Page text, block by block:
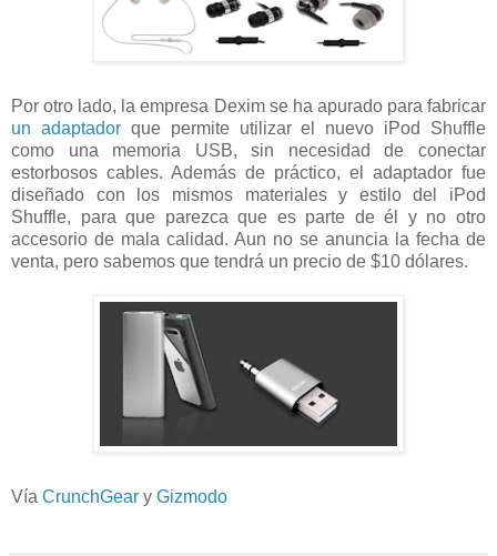
Por otro lado, la empresa Dexim se ha apurado para fabricar
un adaptadorque permite utilizar el nuevo iPod Shuffle
como una memoria USB, sin necesidad de conectar
estorbosos cables. Además de práctico, el adaptador fue
diseñado con los mismos materiales y estilo del iPod
Shuffle, para que parezca que es parte de él y no otro
accesorio de mala calidad. Aun no se anuncia la fecha de
venta, pero sabemos que tendrá un precio de $10 dólares.
Vía CrunchGear y Gizmodo